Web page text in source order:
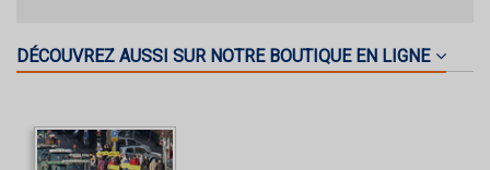
DÉCOUVREZ AUSSI SUR NOTRE BOUTIQUE EN LIGNE